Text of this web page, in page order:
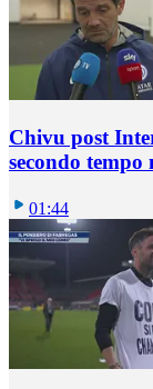
Chivu post
secondo
01:44